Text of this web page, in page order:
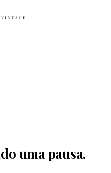
uma pausa.